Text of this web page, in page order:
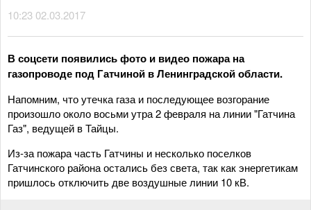
10:23 02.03.2017
В соцсети появились фото и видео пожара на
газопроводе под Гатчиной в Ленинградской области.
Напомним, что утечка газа и последующее возгорание
произошло около восьми утра 2 февраля на линии "Гатчина
Газ", ведущей в Тайцы.
Из-за пожара часть Гатчины и несколько поселков
Гатчинского района остались без света, так как энергетикам
пришлось отключить две воздушные линии 10 кВ.